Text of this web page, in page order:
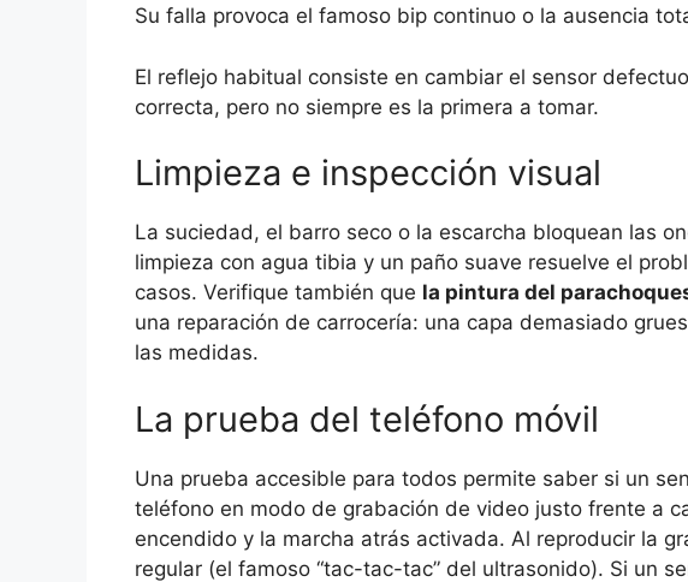
Su falla provoca el famoso bip continuo o la ausencia
El reflejo habitual consiste en cambiar el sensor
correcta, pero no siempre es la primera a tomar.
Limpieza e inspección visual
La suciedad, el barro seco o la escarcha bloquean las
limpieza con agua tibia y un paño suave resuelve el
casos. Verifique también que la pintura del
una reparación de carrocería: una capa demasiado
las medidas.
La prueba del teléfono móvil
Una prueba accesible para todos permite saber si un
teléfono en modo de grabación de video justo frente a
encendido y la marcha atrás activada. Al reproducir la
regular (el famoso “tac-tac-tac” del ultrasonido). Si un